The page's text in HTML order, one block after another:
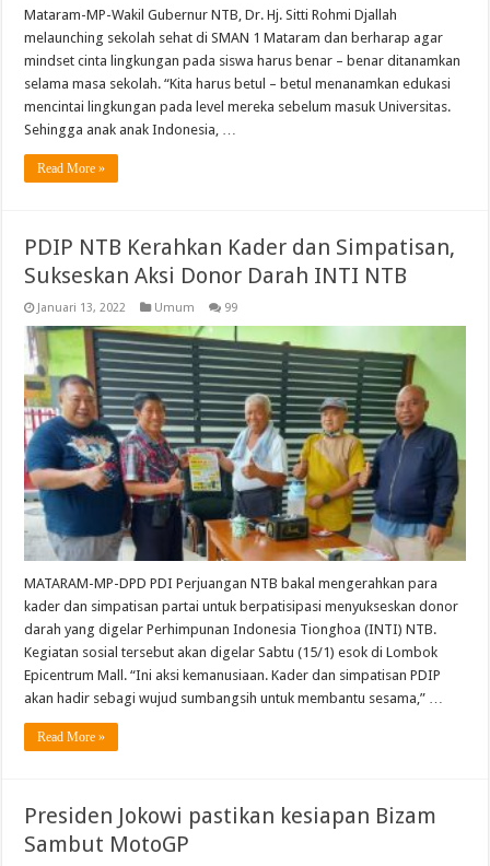
Mataram-MP-Wakil Gubernur NTB, Dr. Hj. Sitti Rohmi Djallah
melaunching sekolah sehat di SMAN 1 Mataram dan berharap agar
mindset cinta lingkungan pada siswa harus benar – benar ditanamkan
selama masa sekolah. “Kita harus betul – betul menanamkan edukasi
mencintai lingkungan pada level mereka sebelum masuk Universitas.
Sehingga anak anak Indonesia, …
Read More »
PDIP NTB Kerahkan Kader dan Simpatisan,
Sukseskan Aksi Donor Darah INTI NTB
Januari 13, 2022 Umum 99
MATARAM-MP-DPD PDI Perjuangan NTB bakal mengerahkan para
kader dan simpatisan partai untuk berpatisipasi menyukseskan donor
darah yang digelar Perhimpunan Indonesia Tionghoa (INTI) NTB.
Kegiatan sosial tersebut akan digelar Sabtu (15/1) esok di Lombok
Epicentrum Mall. “Ini aksi kemanusiaan. Kader dan simpatisan PDIP
akan hadir sebagi wujud sumbangsih untuk membantu sesama,” …
Read More »
Presiden Jokowi pastikan kesiapan Bizam
Sambut MotoGP